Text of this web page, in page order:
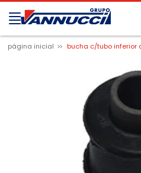
página inicial bucha c/tubo inferior